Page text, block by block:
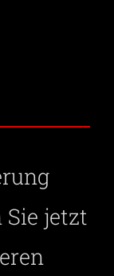
jetzt